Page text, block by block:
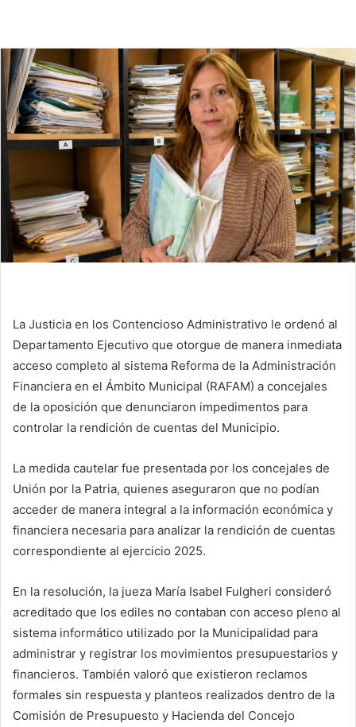
La Justicia en los Contencioso Administrativo le ordenó al
Departamento Ejecutivo que otorgue de manera inmediata
acceso completo al sistema Reforma de la Administración
Financiera en el Ámbito Municipal (RAFAM) a concejales
de la oposición que denunciaron impedimentos para
controlar la rendición de cuentas del Municipio.
La medida cautelar fue presentada por los concejales de
Unión por la Patria, quienes aseguraron que no podían
acceder de manera integral a la información económica y
financiera necesaria para analizar la rendición de cuentas
correspondiente al ejercicio 2025.
En la resolución, la jueza María Isabel Fulgheri consideró
acreditado que los ediles no contaban con acceso pleno al
sistema informático utilizado por la Municipalidad para
administrar y registrar los movimientos presupuestarios y
financieros. También valoró que existieron reclamos
formales sin respuesta y planteos realizados dentro de la
Comisión de Presupuesto y Hacienda del Concejo